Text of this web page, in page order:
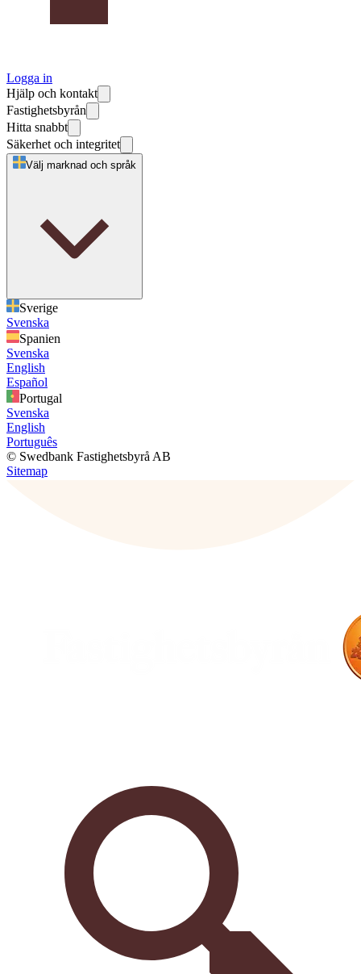
Logga in
Hjälp och kontakt
Fastighetsbyrån
Hitta snabbt
Säkerhet och integritet
Välj marknad och språk
Sverige
Svenska
Spanien
Svenska
English
Español
Portugal
Svenska
English
Português
© Swedbank Fastighetsbyrå AB
Sitemap